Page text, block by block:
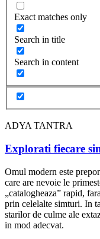
Exact matches only
Search in title
Search in content
ADYA TANTRA
Explorati fiecare
Omul modern este
care are nevoie le
„catalogheaza” rapid,
prin celelalte simturi. In
starilor de culme ale
in mod adecvat.